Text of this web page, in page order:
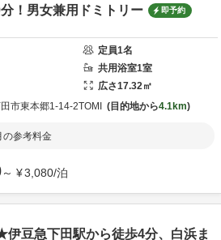
！男女兼用ドミトリー
即予約
定員1名
共用浴室1室
広さ17.32㎡
市東本郷1-14-2TOMI 目的地から4.1km
の参考料金
～ ¥3,080/泊
伊豆急下田駅から徒歩4分、白浜ま